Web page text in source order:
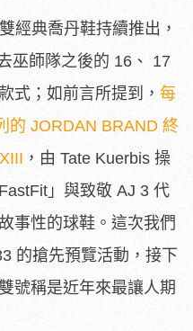
經典喬丹鞋持續推出，
巫師隊之後的 16、 17
式；如前言所提到， 每
的 JORDAN BRAND 終
，由 Tate Kuerbis 操
」與致敬 AJ 3 代
事性的球鞋。這次我們
的搶先預覽活動，接下
號稱是近年來最讓人期